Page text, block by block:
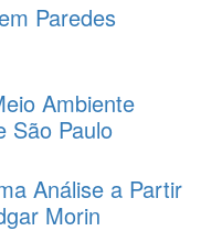
Paredes
Ambiente
São Paulo
Análise a Partir
Morin